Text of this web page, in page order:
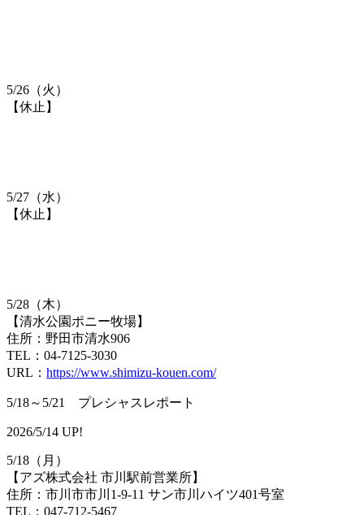
5/26（火）
【休止】
5/27（水）
【休止】
5/28（木）
【清水公園ポニー牧場】
住所：野田市清水906
TEL：04-7125-3030
URL： https://www.shimizu-kouen.com/
5/18～5/21 プレシャスレポート
2026/5/14 UP!
5/18（月）
【アズ株式会社 市川駅前営業所】
住所：市川市市川1-9-11 サン市川ハイツ401号室
TEL：047-712-5467